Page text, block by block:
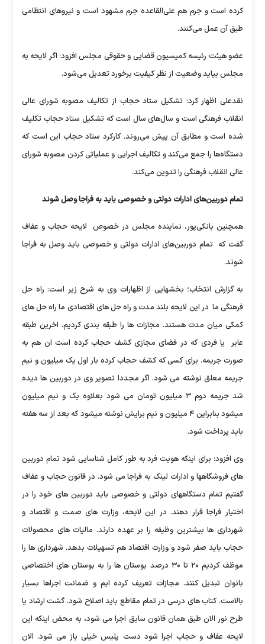
کرده است و جرم هم علی‌القاعده جرم مشهود است و نیرو‌های انتظامی
طبق آن عمل می‌کنند.
عضو هیئت رئیسه کمیسیون قضایی و حقوقی مجلس افزود: اگر لایحه به
مجلس بیاید وضعیت از نظر کیفیت برخورد تعدیل می‌شود.
نقدعلی اظهار کرد: تشکیل ستاد حجاب از تکالیف مصوبه شورای عالی
انقلاب فرهنگی است و سال‌های سال است که تشکیل ستاد حجاب تکلیف
شده است و مطابق آن پیش می‌روند. کارکرد ستاد حجاب این است که
دستگاه‌ها را جمع می‌کند و تکالیف اجرایی و عملیاتی کردن مصوبه شورای
عالی انقلاب فرهنگی را تدوین می‌کند.
تمام دوربین‌های ادارات دولتی و خصوصی باید به فراجا وصل شوند
همچنین بانکی‌پور، نماینده مجلس در خصوص لایحه حجاب و عفاف
گفت که تمام دوربین‌های ادارات دولتی و خصوصی باید وصل به فراجا
شوند.
به گزارش انتخاب؛ بخشهایی از اظهارات وی به شرح زیر است: راه حل
فرهنگی ما در این لایحه بلند مدت و راه حل های اقتصادی ما راه حل های
کمکی میان مدت هستند. مجازات ها را طبقه بندی کردیم. اخرین طبقه
عابر یا فردی که در فضای مجازی کشف حجاب کرده است ان هم به
صورت جریمه. برای کسی که کشف حجاب کرده بار اول یک میلیون و نیم
جریمه معلق نوشته می شود. اگر مجددا تصویر وی در دوربین ها دیده
شد جریمه دوم ۳ میلیون تومان می شود بعلاوه یک و نیم میلیون
میشود بنابراین ۴ میلیون و نیم برایش نوشته میشود که بعد از سه هفته
باید پرداخت شود.
وی افزود: برای اینکه هویت فرد به طور کامل شناسایی شود تمام دوربین
های فروشگاهها و ادارات لینک به فراجا می شود. در قانون حجاب و عفاف
گفتیم تمام دستگاههای دولتی و خصوصی باید دوربین های خود را در
اختیار فراجا قرار دهند. در این لایحه، وزارت های صمت و اقتصاد و
شهرداری ها بیشترین وظیفه را بر عهده دارند. مالیات های محصولات
حجاب باید صفر شود و وزارت اقتصاد هم تسهیلات بدهد. شهرداری ها را
موظف کردیم ۲۰ تا ۳۰ درصد بوستان ها را به بوستان های اختصاصی
بانوان تبدیل کنند. مجازات تعریف کرده ایم و ضمانت اجراها بسیار
بالاست. کتاب های درسی در تمام مقاطع باید اصلاح شود. گشت ارشاد یا
طرح نور الان طبق همان قانون سابق اجرا می شود، به محض اینکه این
لایحه عفاف و حجاب اجرا شود دست پلیس خیلی باز می شود. الان